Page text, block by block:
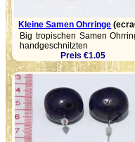
Kleine Samen Ohrringe
Big tropischen Samen
handgeschnitzten
Preis €1.05